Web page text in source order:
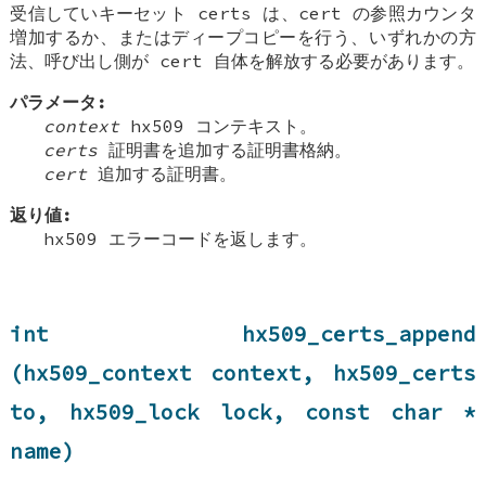
受信していキーセット certs は、cert の参照カウンタ
増加するか、またはディープコピーを行う、いずれかの方
法、呼び出し側が cert 自体を解放する必要があります。
パラメータ:
contexthx509 コンテキスト。
certs 証明書を追加する証明書格納。
cert追加する証明書。
返り値:
hx509 エラーコードを返します。
int hx509_certs_append
(hx509_context context, hx509_certs
to, hx509_lock lock, const char *
name)